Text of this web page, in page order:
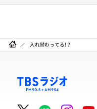
入れ替わってる！？